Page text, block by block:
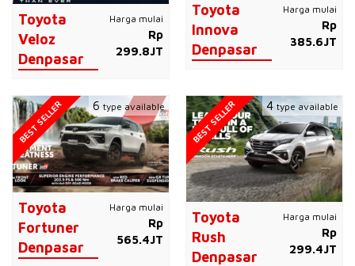
Toyota
Veloz
Denpasar
Harga mulai
Rp
299.8JT
Toyota
Innova
Denpasar
Harga mulai
Rp
385.6JT
Toyota
Fortuner
Denpasar
Harga mulai
Rp
565.4JT
BEST SELLER 6 type available
Toyota
Rush
Denpasar
Harga mulai
Rp
299.4JT
BEST SELLER 4type available